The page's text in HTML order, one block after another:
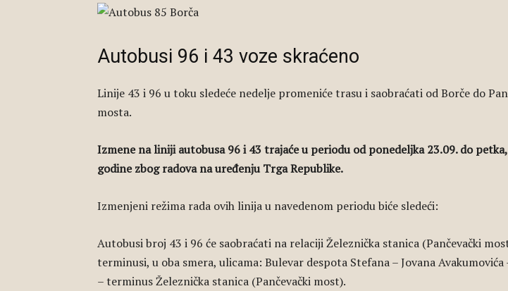
Autobusi 96 i 43 voze skraćeno
Linije 43 i 96 u toku sledeće nedelje promeniće trasu i saobraćati od Borče do
mosta.
Izmene na liniji autobusa 96 i 43 trajaće u periodu od ponedeljka 23.09. do
godine zbog radova na uređenju Trga Republike.
Izmenjeni režima rada ovih linija u navedenom periodu biće sledeći:
Autobusi broj 43 i 96 će saobraćati na relaciji Železnička stanica (Pančevački
terminusi, u oba smera, ulicama: Bulevar despota Stefana – Jovana Avakumovića
– terminus Železnička stanica (Pančevački most).